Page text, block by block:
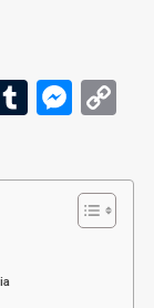
Tumblr